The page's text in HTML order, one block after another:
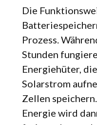
Die
Prozess.
Stunden
Energiehüter,
Solarstrom
Zellen
Energie wird